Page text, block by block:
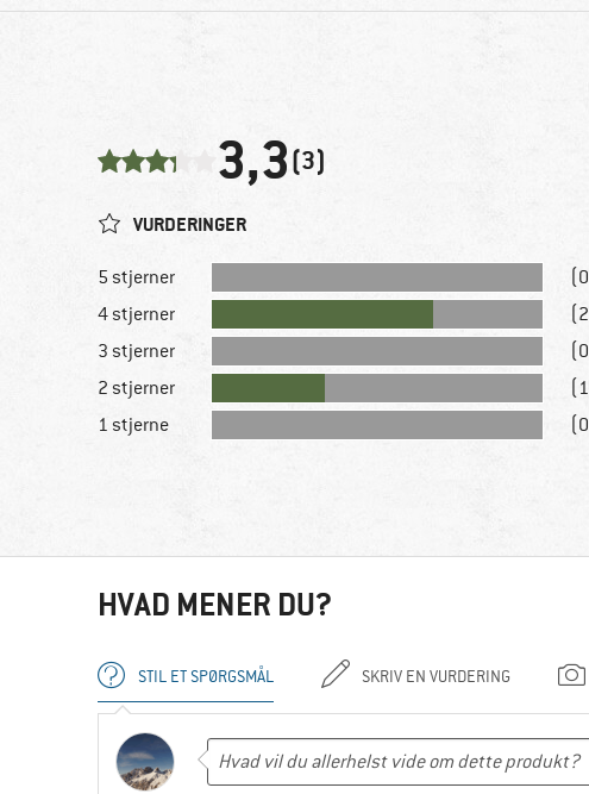
3,3(3)
VURDERINGER
5 stjerner
4 stjerner
3 stjerner
2 stjerner
1 stjerne
HVAD MENER DU?
STIL ET SPØRGSMÅL SKRIV EN VURDERING